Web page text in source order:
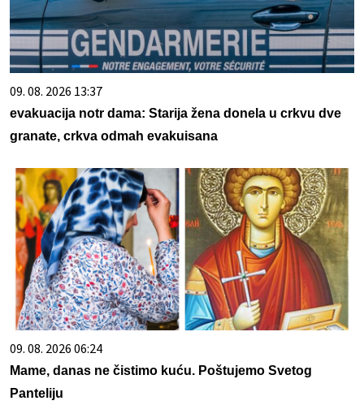
09. 08. 2026 13:37
evakuacija notr dama: Starija žena donela u crkvu dve
granate, crkva odmah evakuisana
09. 08. 2026 06:24
Mame, danas ne čistimo kuću. Poštujemo Svetog
Panteliju